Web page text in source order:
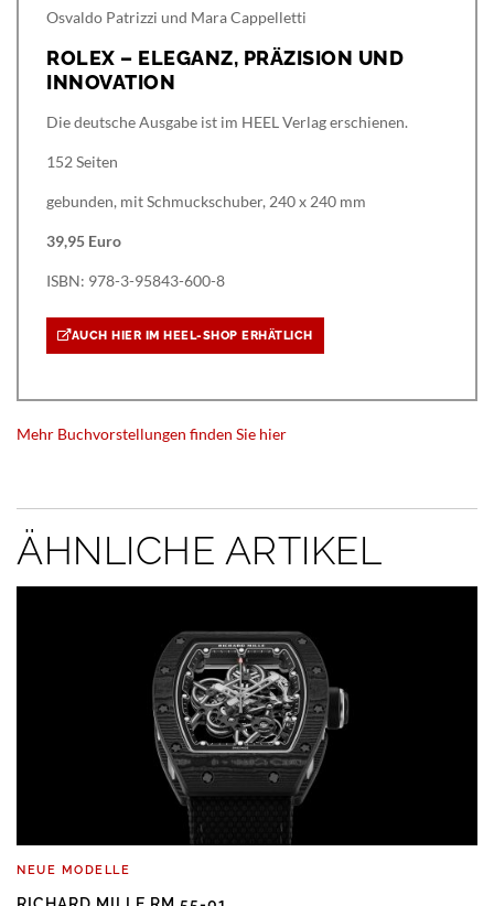
Osvaldo Patrizzi und Mara Cappelletti
ROLEX – ELEGANZ, PRÄZISION UND
INNOVATION
Die deutsche Ausgabe ist im HEEL Verlag erschienen.
152 Seiten
gebunden, mit Schmuckschuber, 240 x 240 mm
39,95 Euro
ISBN: 978-3-95843-600-8
AUCH HIER IM HEEL-SHOP ERHÄTLICH
Mehr Buchvorstellungen finden Sie hier
ÄHNLICHE ARTIKEL
NEUE MODELLE